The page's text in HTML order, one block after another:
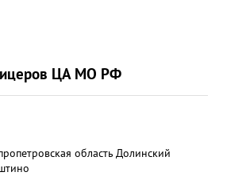
ЦА МО РФ
область Долинский